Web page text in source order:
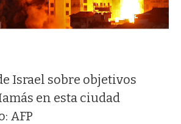
Israel sobre objetivos
en esta ciudad
AFP